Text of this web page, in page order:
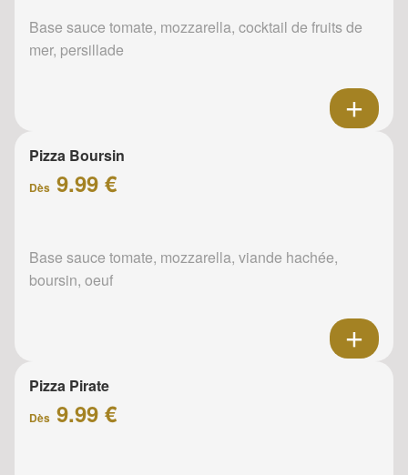
Base sauce tomate, mozzarella, cocktail de fruits de
mer, persillade
Pizza Boursin
Dès 9.99 €
Base sauce tomate, mozzarella, viande hachée,
boursin, oeuf
Pizza Pirate
Dès 9.99 €